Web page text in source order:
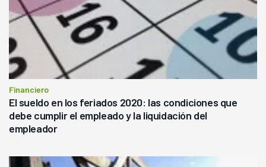
Financiero
El sueldo en los feriados 2020: las condiciones que
debe cumplir el empleado y la liquidación del
empleador